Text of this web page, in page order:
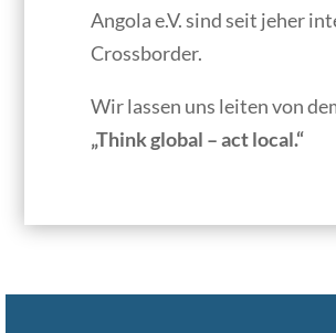
Angola e.V. sind seit jeher
Crossborder.
Wir lassen uns leiten von
„Think global – act local.“